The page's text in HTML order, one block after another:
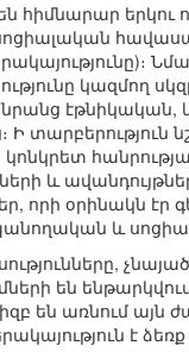
հիմնարար
կազմող
նրանց
տարբերություն
կոնկրետ
և
որի օրինակն էր
և
են
են առնում
է